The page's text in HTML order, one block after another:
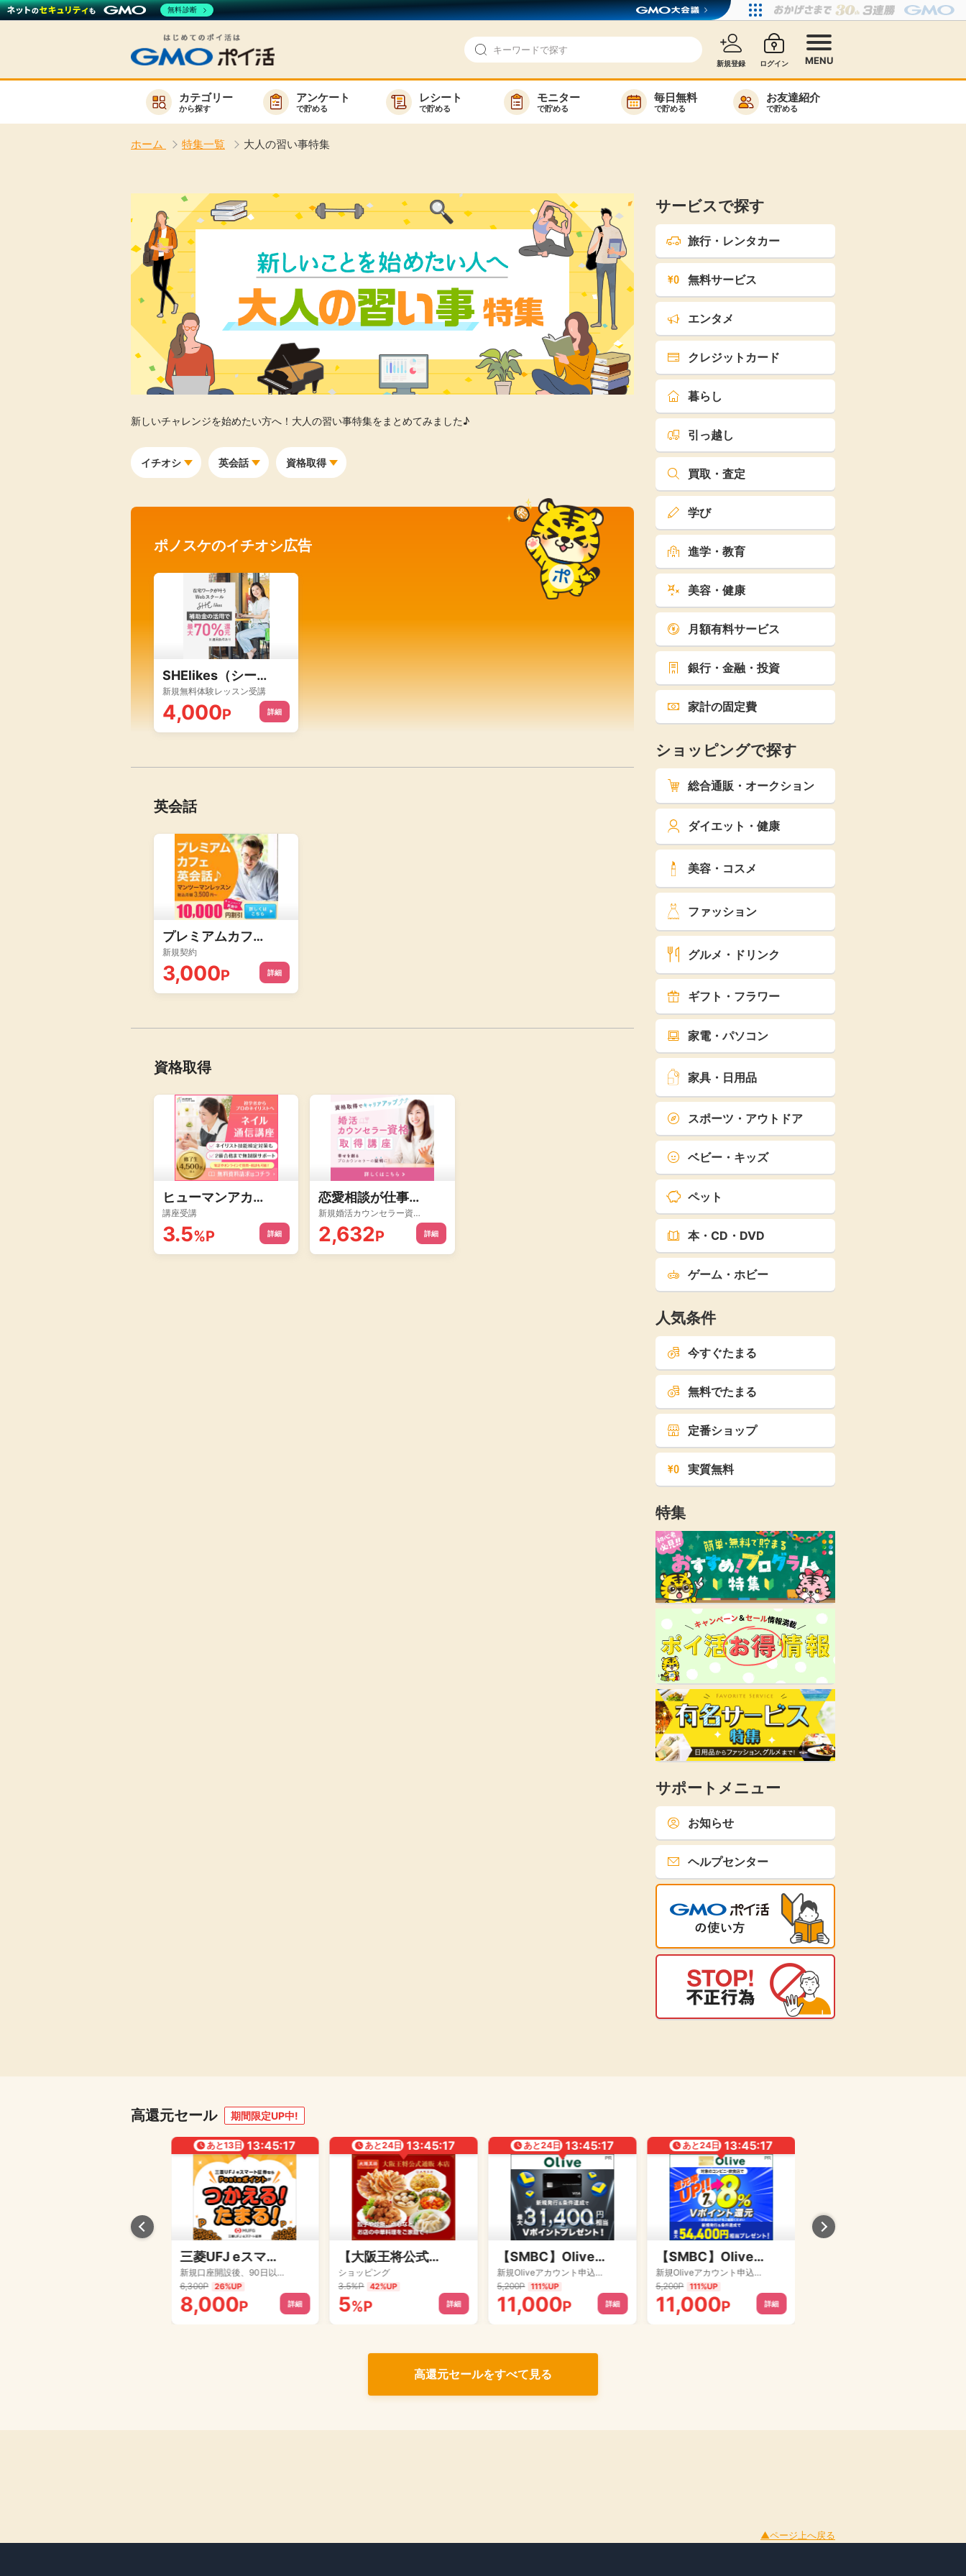
新規登録 ログイン MENU
お知らせ
新着
無料
アンケート
買い物
モニター
GMOポイ活の使い方 ヘルプセンター
カテゴリー
から探す
アンケート
で貯める
レシート
で貯める
モニター
で貯める
毎日無料
で貯める
お友達紹介
で貯める
ホーム 特集一覧 大人の習い事特集
楽天サービス一覧
Rakuten Fashion
（楽天ファッショ
ン）
購入額の3.5%P
楽天証券 楽天ブックス
楽天toto【無料利
140P
楽天レシピ
100P
その他の楽天サービス
カテゴリーから検索
新着
即日還元 アンケート レシ活
ポイント
（貯まる・使えるお店）
キャンペーン
情報
新しいチャレンジを始めたい方へ！大人の習い事特集をまとめてみました♪
イチオシ 英会話 資格取得
ポノスケのイチオシ広告
SHElikes（シーライクス）
新規無料体験レッスン受講
4,000P 詳細
英会話
プレミアムカフェ英会話
新規契約
3,000P 詳細
資格取得
ヒューマンアカデミー通信講座
講座受講
3.5%P 詳細
恋愛相談が仕事になる！【婚活カウンセラー資格取得講座】
新規婚活カウンセラー資格取得講座受講
2,632P 詳細
サービスで探す
旅行・レンタカー
無料サービス
エンタメ
クレジットカード
暮らし
引っ越し
買取・査定
学び
進学・教育
美容・健康
月額有料サービス
銀行・金融・投資
家計の固定費
ショッピングで探す
総合通販・オークション
ダイエット・健康
美容・コスメ
ファッション
グルメ・ドリンク
ギフト・フラワー
家電・パソコン
家具・日用品
スポーツ・アウトドア
ベビー・キッズ
ペット
本・CD・DVD
ゲーム・ホビー
人気条件
今すぐたまる
無料でたまる
定番ショップ
実質無料
特集
サポートメニュー
お知らせ
ヘルプセンター
高還元セール 期間限定UP中!
あと13日 13:45:16
三菱UFJ eスマート証券（旧：auカブコム証券）【初回取引100円以上】
新規口座開設後、90日以内の初回取引完了（最低取引額100円以上）
6,300P 26%UP
8,000P 詳細
あと24日 13:45:16
【大阪王将公式通販】餃子・炒飯・点心！お店の中華料理をご家庭にお届け！
ショッピング
3.5%P 42%UP
5%P 詳細
あと24日 13:45:16
【SMBC】Oliveフレキシブルペイ プラチナプリファード
新規Oliveアカウント申込+Oliveフレキシブルペイ プラチナプリファードクレジットモード追加完了
5,200P 111%UP
11,000P 詳細
あと24日 13:45:16
【SMBC】Oliveフレキシブルペイ ゴールド
新規Oliveアカウント申込+Oliveフレキシブルペイ ゴールドクレジットモード追加完了
5,200P 111%UP
11,000P 詳細
高還元セールをすべて見る
▲ページ上へ戻る
無料診断